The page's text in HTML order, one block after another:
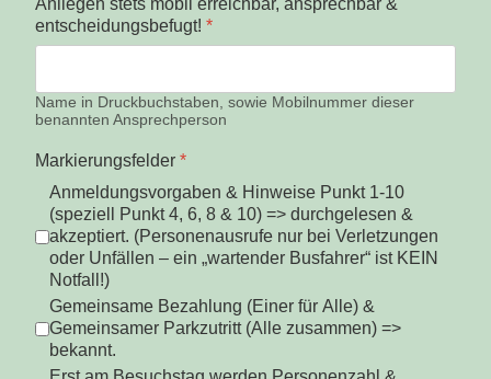
entscheidungsbefugt! *
Name in Druckbuchstaben, sowie Mobilnummer dieser
benannten Ansprechperson
Markierungsfelder *
Anmeldungsvorgaben & Hinweise Punkt 1-10
(speziell Punkt 4, 6, 8 & 10) => durchgelesen &
akzeptiert. (Personenausrufe nur bei Verletzungen
oder Unfällen – ein „wartender Busfahrer“ ist KEIN
Notfall!)
Gemeinsame Bezahlung (Einer für Alle) &
Gemeinsamer Parkzutritt (Alle zusammen) =>
bekannt.